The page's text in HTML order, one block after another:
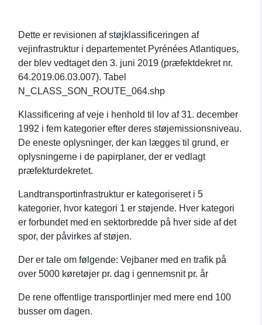
Dette er revisionen af støjklassificeringen af
vejinfrastruktur i departementet Pyrénées Atlantiques,
der blev vedtaget den 3. juni 2019 (præfektdekret nr.
64.2019.06.03.007). Tabel
N_CLASS_SON_ROUTE_064.shp
Klassificering af veje i henhold til lov af 31. december
1992 i fem kategorier efter deres støjemissionsniveau.
De eneste oplysninger, der kan lægges til grund, er
oplysningerne i de papirplaner, der er vedlagt
præfekturdekretet.
Landtransportinfrastruktur er kategoriseret i 5
kategorier, hvor kategori 1 er støjende. Hver kategori
er forbundet med en sektorbredde på hver side af det
spor, der påvirkes af støjen.
Der er tale om følgende: Vejbaner med en trafik på
over 5000 køretøjer pr. dag i gennemsnit pr. år
De rene offentlige transportlinjer med mere end 100
busser om dagen.